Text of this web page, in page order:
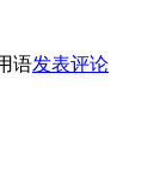
语发表评论